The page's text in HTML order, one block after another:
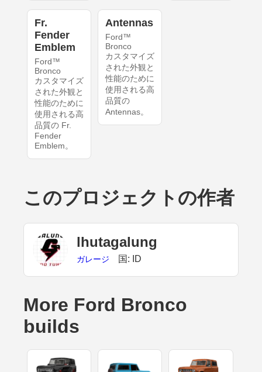
Fr.
Fender
Emblem
Ford™
Bronco
カスタマイズ
された外観と
性能のために
使用される高
品質の Fr.
Fender
Emblem。
Antennas
Ford™
Bronco
カスタマイズ
された外観と
性能のために
使用される高
品質の
Antennas。
このプロジェクトの作者
lhutagalung
ガレージ 国: ID
More Ford Bronco
builds